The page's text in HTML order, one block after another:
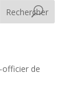
Rechercher
officier de